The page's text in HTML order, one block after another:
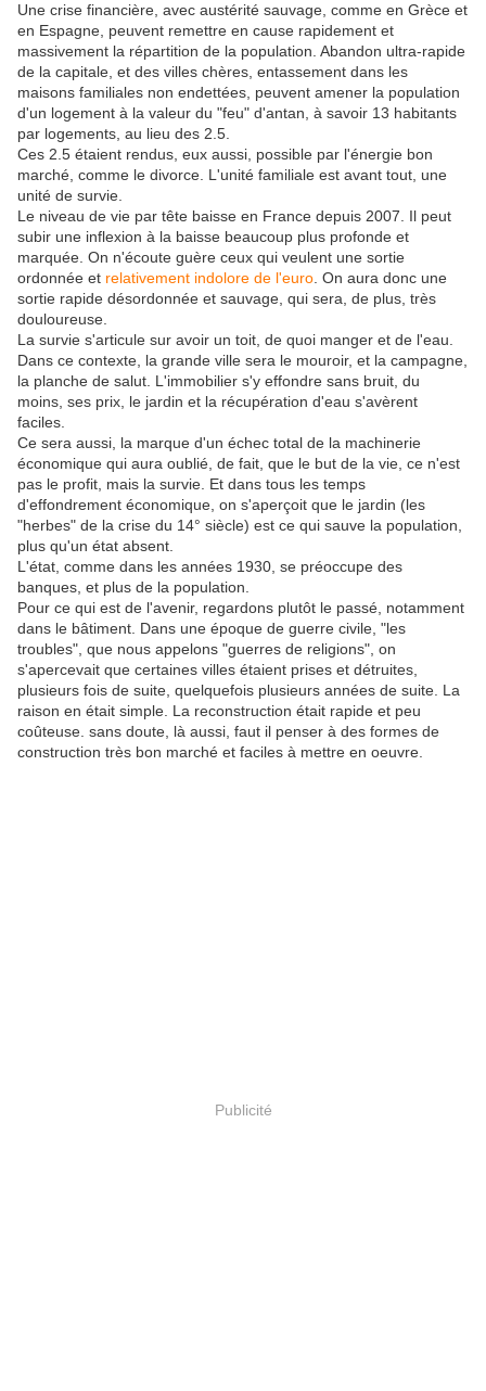
Une crise financière, avec austérité sauvage, comme en Grèce et
en Espagne, peuvent remettre en cause rapidement et
massivement la répartition de la population. Abandon ultra-rapide
de la capitale, et des villes chères, entassement dans les
maisons familiales non endettées, peuvent amener la population
d'un logement à la valeur du "feu" d'antan, à savoir 13 habitants
par logements, au lieu des 2.5.
Ces 2.5 étaient rendus, eux aussi, possible par l'énergie bon
marché, comme le divorce. L'unité familiale est avant tout, une
unité de survie.
Le niveau de vie par tête baisse en France depuis 2007. Il peut
subir une inflexion à la baisse beaucoup plus profonde et
marquée. On n'écoute guère ceux qui veulent une sortie
ordonnée et relativement indolore de l'euro . On aura donc une
sortie rapide désordonnée et sauvage, qui sera, de plus, très
douloureuse.
La survie s'articule sur avoir un toit, de quoi manger et de l'eau.
Dans ce contexte, la grande ville sera le mouroir, et la campagne,
la planche de salut. L'immobilier s'y effondre sans bruit, du
moins, ses prix, le jardin et la récupération d'eau s'avèrent
faciles.
Ce sera aussi, la marque d'un échec total de la machinerie
économique qui aura oublié, de fait, que le but de la vie, ce n'est
pas le profit, mais la survie. Et dans tous les temps
d'effondrement économique, on s'aperçoit que le jardin (les
"herbes" de la crise du 14° siècle) est ce qui sauve la population,
plus qu'un état absent.
L'état, comme dans les années 1930, se préoccupe des
banques, et plus de la population.
Pour ce qui est de l'avenir, regardons plutôt le passé, notamment
dans le bâtiment. Dans une époque de guerre civile, "les
troubles", que nous appelons "guerres de religions", on
s'apercevait que certaines villes étaient prises et détruites,
plusieurs fois de suite, quelquefois plusieurs années de suite. La
raison en était simple. La reconstruction était rapide et peu
coûteuse. sans doute, là aussi, faut il penser à des formes de
construction très bon marché et faciles à mettre en oeuvre.
Publicité